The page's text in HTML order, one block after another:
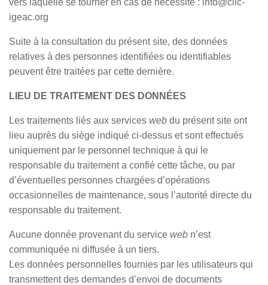
vers laquelle se tourner en cas de nécessité : info@clic-
igeac.org
Suite à la consultation du présent site, des données
relatives à des personnes identifiées ou identifiables
peuvent être traitées par cette dernière.
LIEU DE TRAITEMENT DES DONNÉES
Les traitements liés aux services web du présent site ont
lieu auprès du siège indiqué ci-dessus et sont effectués
uniquement par le personnel technique à qui le
responsable du traitement a confié cette tâche, ou par
d’éventuelles personnes chargées d’opérations
occasionnelles de maintenance, sous l’autorité directe du
responsable du traitement.
Aucune donnée provenant du service web n’est
communiquée ni diffusée à un tiers.
Les données personnelles fournies par les utilisateurs qui
transmettent des demandes d’envoi de documents